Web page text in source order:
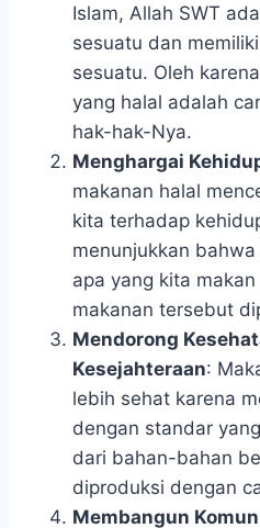
Islam, Allah SWT
sesuatu dan
sesuatu. Oleh
yang halal adalah
hak-hak-Nya.
Menghargai
makanan halal
kita terhadap
menunjukkan
apa yang kita
makanan tersebut
Mendorong
Kesejahteraan:
lebih sehat karena
dengan standar
dari bahan-bahan
diproduksi dengan
Membangun